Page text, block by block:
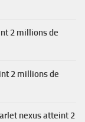
2 millions de
2 millions de
nexus atteint 2